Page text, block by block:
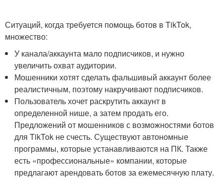
Ситуаций, когда требуется помощь ботов в TikTok,
множество:
У канала/аккаунта мало подписчиков, и нужно
увеличить охват аудитории.
Мошенники хотят сделать фальшивый аккаунт более
реалистичным, поэтому накручивают подписчиков.
Пользователь хочет раскрутить аккаунт в
определенной нише, а затем продать его.
Предложений от мошенников с возможностями ботов
для TikTok не счесть. Существуют автономные
программы, которые устанавливаются на ПК. Также
есть «профессиональные» компании, которые
предлагают арендовать ботов за ежемесячную плату.